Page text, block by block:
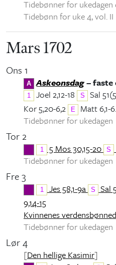
Tidebønner for ukedagen
Tidebønn for uke 4, vol. II
Mars 1702
Ons 1
A Askeonsdag– faste
1 Joel 2,12-18 S Sal
Kor 5,20-6,2
E
Matt 6,1-
Tidebønner for ukedagen
Tor 2
1 5 Mos 30,15-20 S
Tidebønner for ukedagen
Fre 3
1 Jes 58,1-9a S Sal
9,14-15
Kvinnenes
Tidebønner for ukedagen
Lør 4
[Den hellige Kasimir]